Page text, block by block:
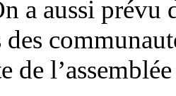
a aussi prévu
des
de